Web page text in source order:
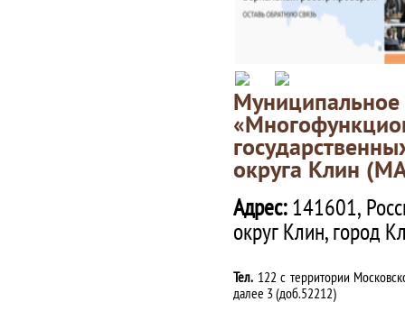
округа Клин
Адрес:141601,
округ Клин, город
Тел. 122 с территории
далее 3 (доб.52212)